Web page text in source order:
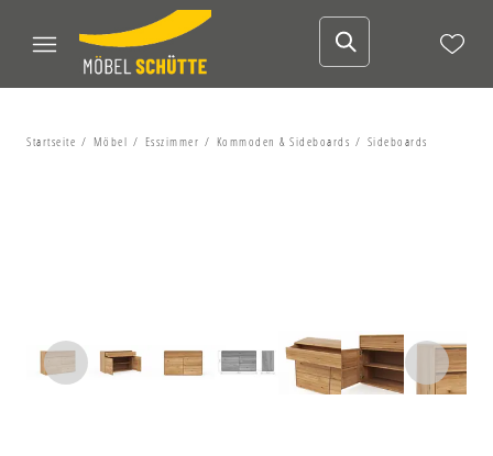
Startseite Möbel Esszimmer Kommoden & Sideboards Sideboards